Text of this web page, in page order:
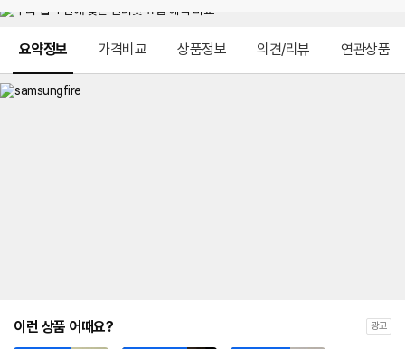
요약정보 가격비교 상품정보 의견/리뷰 연관상품
이런 상품 어때요? 광고